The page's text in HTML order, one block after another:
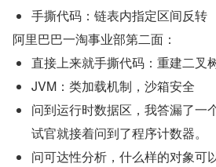
手撕代码：链表内指定区间反转
阿里巴巴一淘事业部第二面：
直接上来就手撕代码：重建二叉
JVM：类加载机制，沙箱安全
问到运行时数据区，我答漏了一
试官就接着问到了程序计数器。
问可达性分析，什么样的对象可